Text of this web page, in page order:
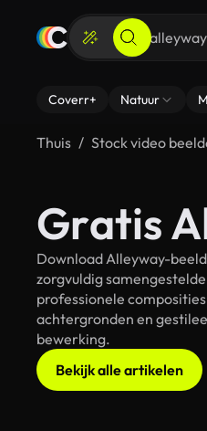
Coverr+ Natuur
Thuis Stock video
Gratis
Download Alleyway-
zorgvuldig
professionele
achtergronden en
bewerking.
Bekijk alle artikelen